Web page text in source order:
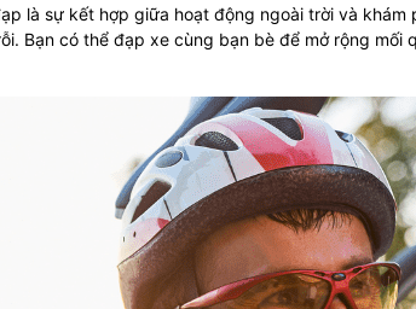
là sự kết hợp giữa hoạt động ngoài trời và khám
Bạn có thể đạp xe cùng bạn bè để mở rộng mối